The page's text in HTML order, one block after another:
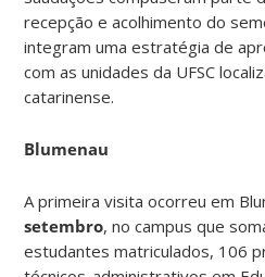
recepção e acolhimento do
integram uma estratégia de
com as unidades da UFSC
catarinense.
Blumenau
A primeira visita ocorreu em
setembro, no campus que
estudantes matriculados, 106